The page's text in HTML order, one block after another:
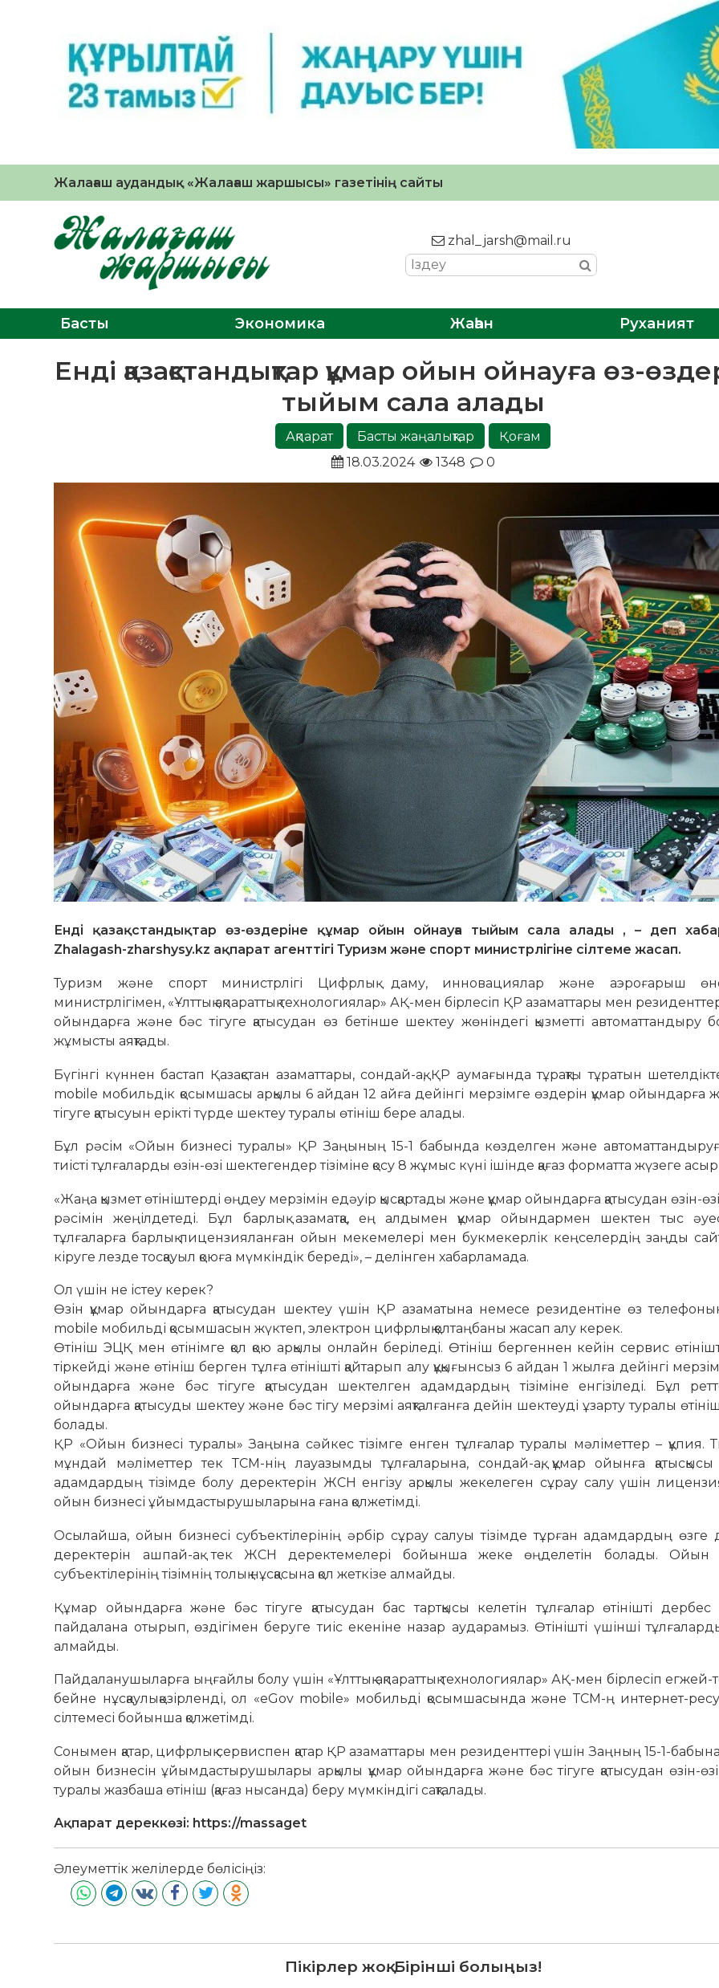
Жалағаш аудандық «Жалағаш жаршысы» газетінің сайты
zhal_jarsh@mail.ru
Басты Экономика Жаһан Руханият
Енді қазақстандықтар құмар ойын ойнауға өз-
тыйым сала алады
Ақпарат Басты жаңалықтар
Қоғам
18.03.2024
1348 0
Енді қазақстандықтар өз-өздеріне құмар ойын ойнауға тыйым сала алады , – деп
Zhalagash-zharshysy.kz ақпарат агенттігі Туризм және спорт министрлігіне сілтеме жасап.
Туризм және спорт министрлігі Цифрлық даму, инновациялар және аэроғарыш
министрлігімен, «Ұлттық ақпараттық технологиялар» АҚ-мен бірлесіп ҚР азаматтары мен
ойындарға және бәс тігуге қатысудан өз бетінше шектеу жөніндегі қызметті автоматтандыру
жұмысты аяқтады.
Бүгінгі күннен бастап Қазақстан азаматтары, сондай-ақ, ҚР аумағында тұрақты тұратын
mobile мобильдік қосымшасы арқылы 6 айдан 12 айға дейінгі мерзімге өздерін құмар ойындарға
тігуге қатысуын ерікті түрде шектеу туралы өтініш бере алады.
Бұл рәсім «Ойын бизнесі туралы» ҚР Заңының 15-1 бабында көзделген және
тиісті тұлғаларды өзін-өзі шектегендер тізіміне қосу 8 жұмыс күні ішінде қағаз форматта жүзеге
«Жаңа қызмет өтініштерді өңдеу мерзімін едәуір қысқартады және құмар ойындарға қатысудан өзін-
рәсімін жеңілдетеді. Бұл барлық азаматқа, ең алдымен құмар ойындармен шектен тыс
тұлғаларға барлық лицензияланған ойын мекемелері мен букмекерлік кеңселердің заңды
кіруге лезде тосқауыл қоюға мүмкіндік береді», – делінген хабарламада.
Ол үшін не істеу керек?
Өзін құмар ойындарға қатысудан шектеу үшін ҚР азаматына немесе резидентіне өз
mobile мобильді қосымшасын жүктеп, электрон цифрлық қолтаңбаны жасап алу керек.
Өтініш ЭЦҚ мен өтінімге қол қою арқылы онлайн беріледі. Өтініш бергеннен кейін сервис
тіркейді және өтініш берген тұлға өтінішті қайтарып алу құқығынсыз 6 айдан 1 жылға дейінгі
ойындарға және бәс тігуге қатысудан шектелген адамдардың тізіміне енгізіледі. Бұл
ойындарға қатысуды шектеу және бәс тігу мерзімі аяқталғанға дейін шектеуді ұзарту туралы
болады.
ҚР «Ойын бизнесі туралы» Заңына сәйкес тізімге енген тұлғалар туралы мәліметтер – құпия.
мұндай мәліметтер тек ТСМ-нің лауазымды тұлғаларына, сондай-ақ, құмар ойынға қатысқысы
адамдардың тізімде болу деректерін ЖСН енгізу арқылы жекелеген сұрау салу үшін
ойын бизнесі ұйымдастырушыларына ғана қолжетімді.
Осылайша, ойын бизнесі субъектілерінің әрбір сұрау салуы тізімде тұрған адамдардың өзге
деректерін ашпай-ақ тек ЖСН деректемелері бойынша жеке өңделетін болады. Ойын
субъектілерінің тізімнің толық нұсқасына қол жеткізе алмайды.
Құмар ойындарға және бәс тігуге қатысудан бас тартқысы келетін тұлғалар өтінішті
пайдалана отырып, өздігімен беруге тиіс екеніне назар аударамыз. Өтінішті үшінші
алмайды.
Пайдаланушыларға ыңғайлы болу үшін «Ұлттық ақпараттық технологиялар» АҚ-мен бірлесіп егжей-
бейне нұсқаулықәзірленді, ол «eGov mobile» мобильді қосымшасында және ТСМ-ң интернет-
сілтемесі бойынша қолжетімді.
Сонымен қатар, цифрлық сервиспен қатар ҚР азаматтары мен резиденттері үшін Заңның 15-1-
ойын бизнесін ұйымдастырушылары арқылы құмар ойындарға және бәс тігуге қатысудан өзін-
туралы жазбаша өтініш (қағаз нысанда) беру мүмкіндігі сақталады.
Ақпарат дереккөзі: https://massaget
Әлеуметтік желілерде бөлісіңіз:
Пікірлер жоқ. Бірінші болыңыз!